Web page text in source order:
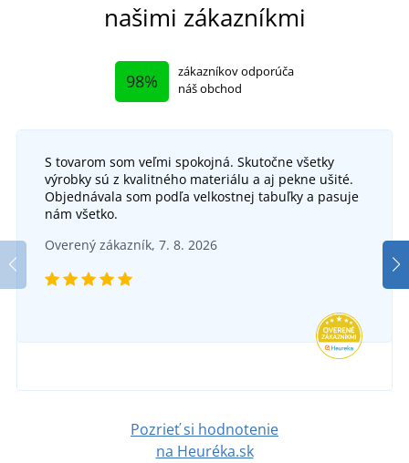
našimi zákazníkmi
98%
zákazníkov odporúča
náš obchod
S tovarom som veľmi spokojná. Skutočne všetky
výrobky sú z kvalitného materiálu a aj pekne ušité.
Objednávala som podľa velkostnej tabuľky a pasuje
nám všetko.
Overený zákazník, 7. 8. 2026
Pozrieť si hodnotenie
na Heuréka.sk